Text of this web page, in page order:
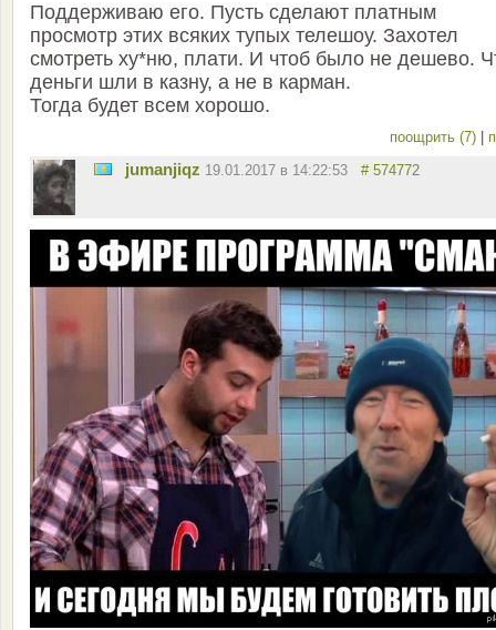
Поддерживаю его. Пусть сделают платным
просмотр этих всяких тупых телешоу. Захотел
смотреть ху*ню, плати. И чтоб было не дешево.
деньги шли в казну, а не в карман.
Тогда будет всем хорошо.
поощрить (7)
jumanjiqz 19.01.2017 в 14:22:53 # 574772